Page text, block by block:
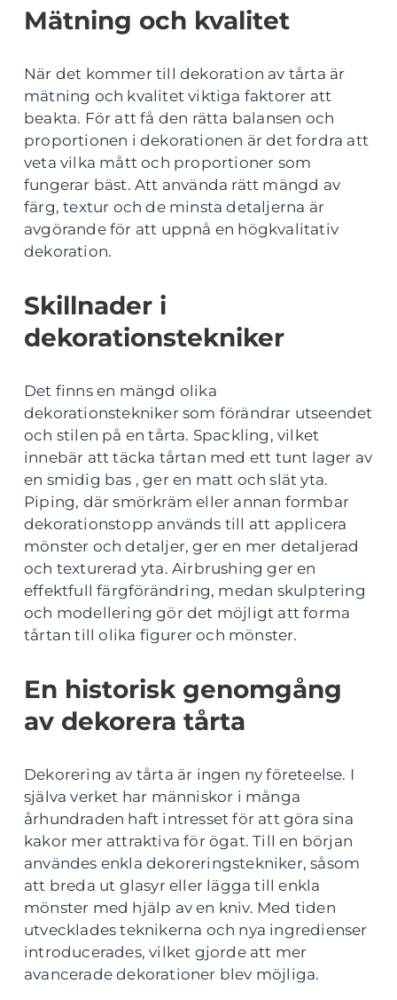
Mätning och kvalitet
När det kommer till dekoration av tårta är
mätning och kvalitet viktiga faktorer att
beakta. För att få den rätta balansen och
proportionen i dekorationen är det fordra att
veta vilka mått och proportioner som
fungerar bäst. Att använda rätt mängd av
färg, textur och de minsta detaljerna är
avgörande för att uppnå en högkvalitativ
dekoration.
Skillnader i
dekorationstekniker
Det finns en mängd olika
dekorationstekniker som förändrar utseendet
och stilen på en tårta. Spackling, vilket
innebär att täcka tårtan med ett tunt lager av
en smidig bas , ger en matt och slät yta.
Piping, där smörkräm eller annan formbar
dekorationstopp används till att applicera
mönster och detaljer, ger en mer detaljerad
och texturerad yta. Airbrushing ger en
effektfull färgförändring, medan skulptering
och modellering gör det möjligt att forma
tårtan till olika figurer och mönster.
En historisk genomgång
av dekorera tårta
Dekorering av tårta är ingen ny företeelse. I
själva verket har människor i många
århundraden haft intresset för att göra sina
kakor mer attraktiva för ögat. Till en början
användes enkla dekoreringstekniker, såsom
att breda ut glasyr eller lägga till enkla
mönster med hjälp av en kniv. Med tiden
utvecklades teknikerna och nya ingredienser
introducerades, vilket gjorde att mer
avancerade dekorationer blev möjliga.